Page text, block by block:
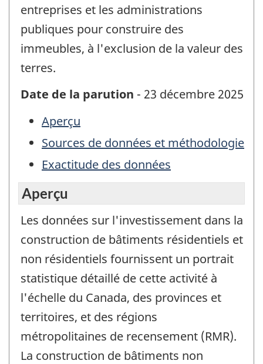
entreprises et les administrations
publiques pour construire des
immeubles, à l'exclusion de la valeur des
terres.
Date de la parution - 23 décembre 2025
Aperçu
Sources de données et méthodologie
Exactitude des données
Aperçu
Les données sur l'investissement dans la
construction de bâtiments résidentiels et
non résidentiels fournissent un portrait
statistique détaillé de cette activité à
l'échelle du Canada, des provinces et
territoires, et des régions
métropolitaines de recensement (RMR).
La construction de bâtiments non